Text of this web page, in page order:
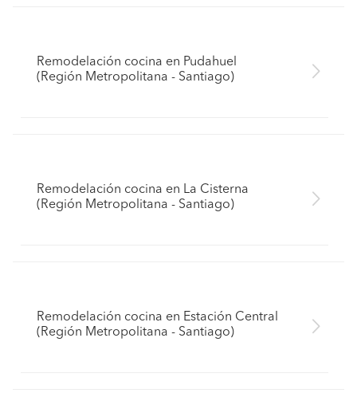
Remodelación cocina en Pudahuel
(Región Metropolitana - Santiago)
Remodelación cocina en La Cisterna
(Región Metropolitana - Santiago)
Remodelación cocina en Estación Central
(Región Metropolitana - Santiago)